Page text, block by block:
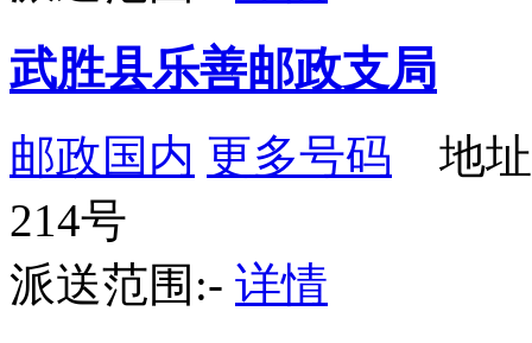
武胜县乐善邮政支局
邮政国内 更多号码 地址
214号
派送范围:- 详情